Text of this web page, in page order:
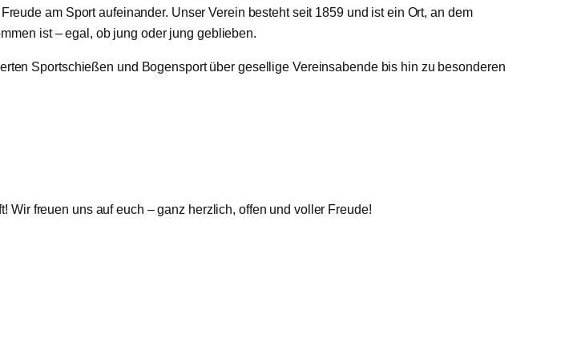
am Sport aufeinander. Unser Verein besteht seit 1859 und ist ein Ort, an dem
ist – egal, ob jung oder jung geblieben.
Sportschießen und Bogensport über gesellige Vereinsabende bis hin zu besonderen
Wir freuen uns auf euch – ganz herzlich, offen und voller Freude!